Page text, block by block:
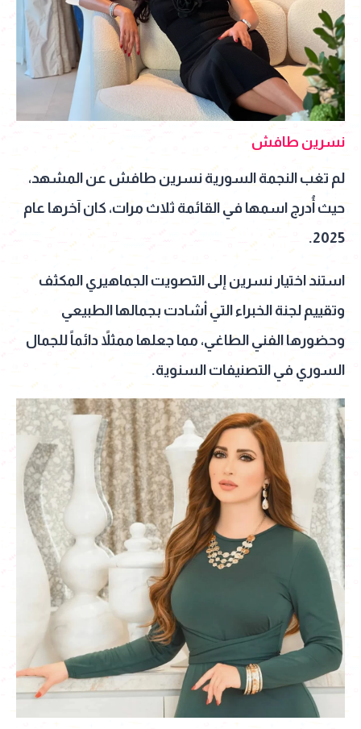
نسرين طافش
لم تغب النجمة السورية نسرين طافش عن المشهد،
حيث أُدرج اسمها في القائمة ثلاث مرات، كان آخرها عام
2025.
استند اختيار نسرين إلى التصويت الجماهيري المكثف
وتقييم لجنة الخبراء التي أشادت بجمالها الطبيعي
وحضورها الفني الطاغي، مما جعلها ممثلاً دائماً للجمال
السوري في التصنيفات السنوية.